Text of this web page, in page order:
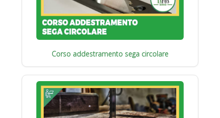
Corso addestramento sega circolare